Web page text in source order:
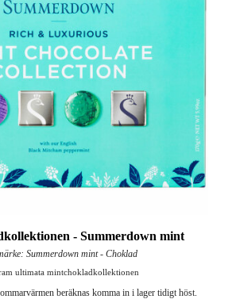
- Summerdown mint
Summerdown mint - Choklad
ultimata mintchokladkollektionen
beräknas komma in i lager tidigt höst.